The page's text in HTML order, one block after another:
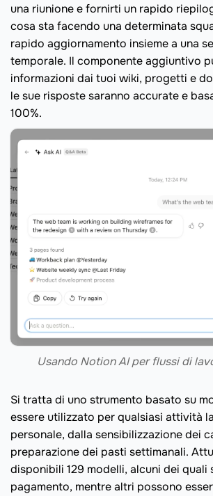
una riunione e fornirti un rapido
cosa sta facendo una determinata
rapido aggiornamento insieme a una
temporale. Il componente aggiuntivo
informazioni dai tuoi wiki, progetti e
le sue risposte saranno accurate e
100%.
Usando Notion AI per flussi di
Si tratta di uno strumento basato su
essere utilizzato per qualsiasi attività
personale, dalla sensibilizzazione dei
preparazione dei pasti settimanali.
disponibili 129 modelli, alcuni dei quali
pagamento, mentre altri possono